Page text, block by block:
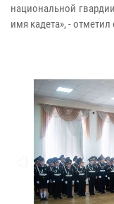
национальной
имя кадета», -